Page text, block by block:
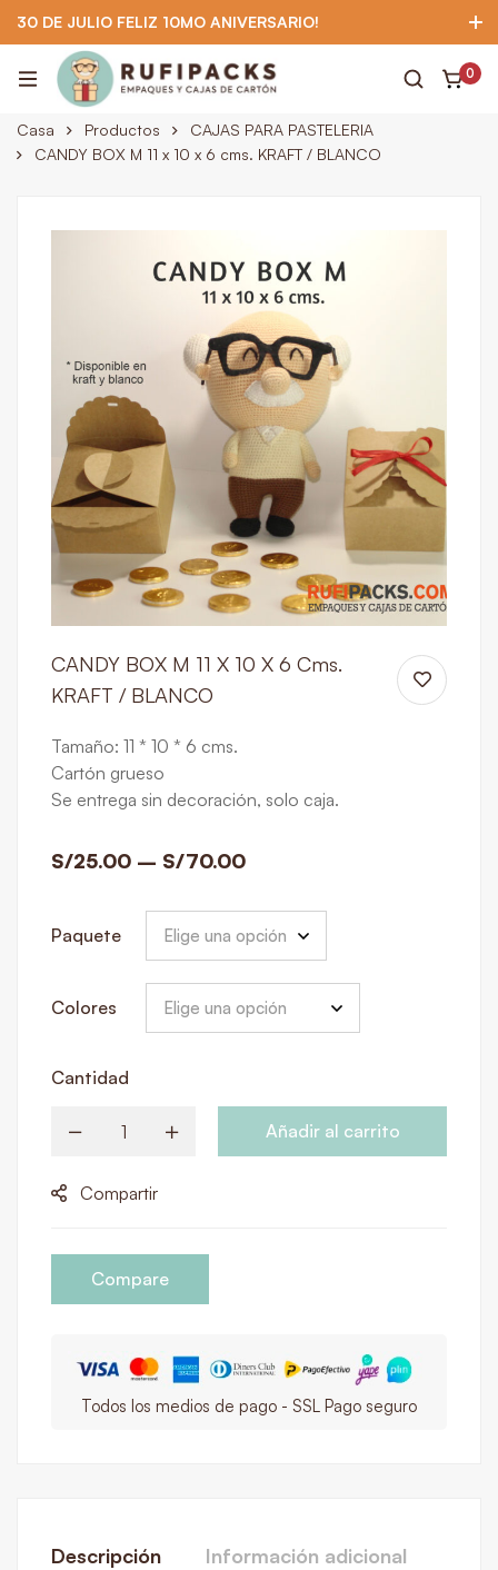
30 DE JULIO FELIZ 10MO ANIVERSARIO!
922 295 403
0
Casa Productos
CAJAS PARA PASTELERIA
CANDY BOX M 11 x 10 x 6 cms. KRAFT / BLANCO
CANDY BOX M 11 X 10 X 6 Cms.
KRAFT / BLANCO
Tamaño: 11 * 10 * 6 cms.
Cartón grueso
Se entrega sin decoración, solo caja.
S/25.00 – S/70.00
Paquete
Colores
Cantidad
Añadir al carrito
Compartir
Compare
Todos los medios de pago - SSL Pago seguro
Descripción Información adicional